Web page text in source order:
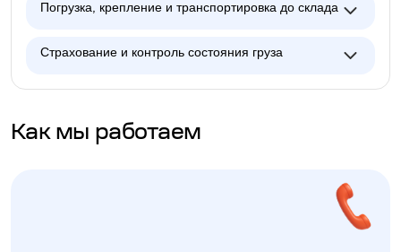
Погрузка, крепление и транспортировка до склада
Страхование и контроль состояния груза
Как мы работаем